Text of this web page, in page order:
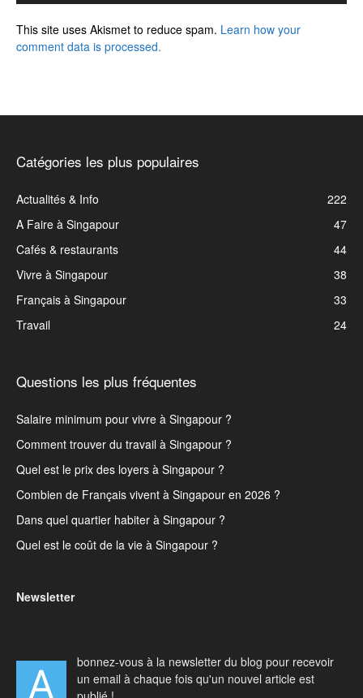
This site uses Akismet to reduce spam. Learn how your
comment data is processed.
Catégories les plus populaires
Actualités & Info
222
A Faire à Singapour
47
Cafés & restaurants
44
Vivre à Singapour
38
Français à Singapour
33
Travail
24
Questions les plus fréquentes
Salaire minimum pour vivre à Singapour ?
Comment trouver du travail à Singapour ?
Quel est le prix des loyers à Singapour ?
Combien de Français vivent à Singapour en 2026 ?
Dans quel quartier habiter à Singapour ?
Quel est le coût de la vie à Singapour ?
Newsletter
A
bonnez-vous à la newsletter du blog pour recevoir
un email à chaque fois qu'un nouvel article est